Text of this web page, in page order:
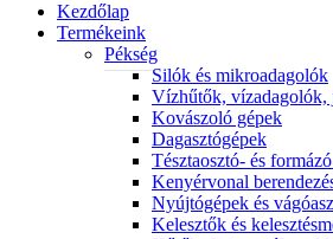
Kezdőlap
Termékeink
Pékség
Silók és mikroadagolók
Vízhűtők, vízadagolók,
Kovászoló gépek
Dagasztógépek
Tésztaosztó- és
Kenyérvonal
Nyújtógépek és
Kelesztők és